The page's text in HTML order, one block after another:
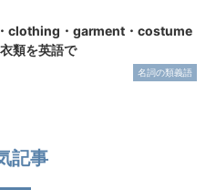
clothing・garment・costume
類を英語で
名詞の類義語
記事